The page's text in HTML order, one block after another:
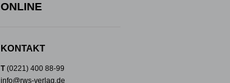
ONLINE
KONTAKT
T(0221) 400 88-99
info@rws-verlag.de